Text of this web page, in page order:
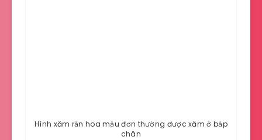
Hình xăm rắn hoa mẫu đơn thường được xăm ở bắp
chân